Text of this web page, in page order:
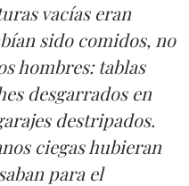
vacías eran
sido comidos, no
hombres: tablas
desgarrados en
destripados.
ciegas hubieran
para el